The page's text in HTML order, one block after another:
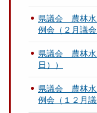
県議会 農林水
例会（２月議会
県議会 農林水
日））
県議会 農林水
例会（１２月議